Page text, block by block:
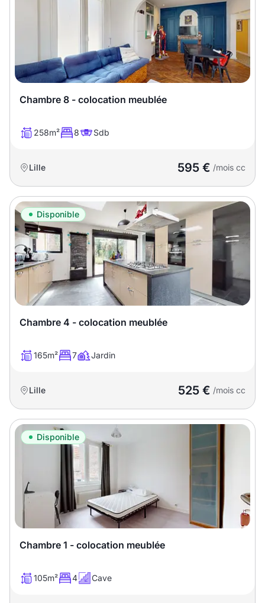
Chambre 8 - colocation meublée
258m² 8 Sdb
Lille 595 € /mois cc
Disponible
Chambre 4 - colocation meublée
165m² 7 Jardin
Lille 525 € /mois cc
Disponible
Chambre 1 - colocation meublée
105m² 4 Cave